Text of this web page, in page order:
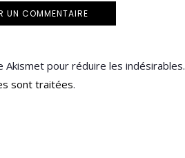
Akismet pour réduire les indésirables.
sont traitées.